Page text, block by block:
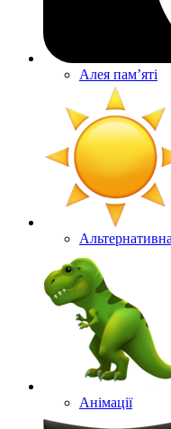
Алея памʼяті
Анімації